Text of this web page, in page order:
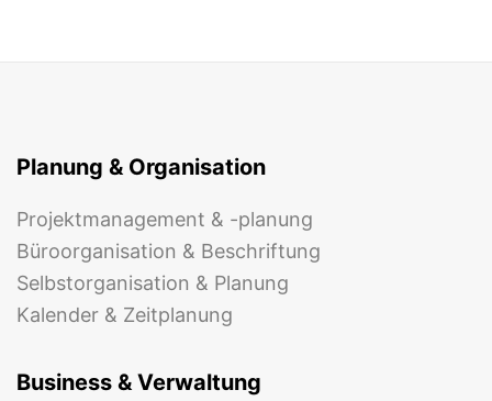
Planung & Organisation
Projektmanagement & -planung
Büroorganisation & Beschriftung
Selbstorganisation & Planung
Kalender & Zeitplanung
Business & Verwaltung